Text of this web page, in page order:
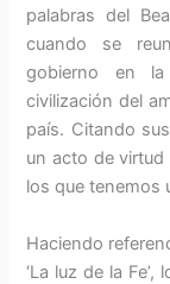
palabras del
cuando se
gobierno en
civilización del
país. Citando
un acto de
los que tenemos
Haciendo
‘La luz de la